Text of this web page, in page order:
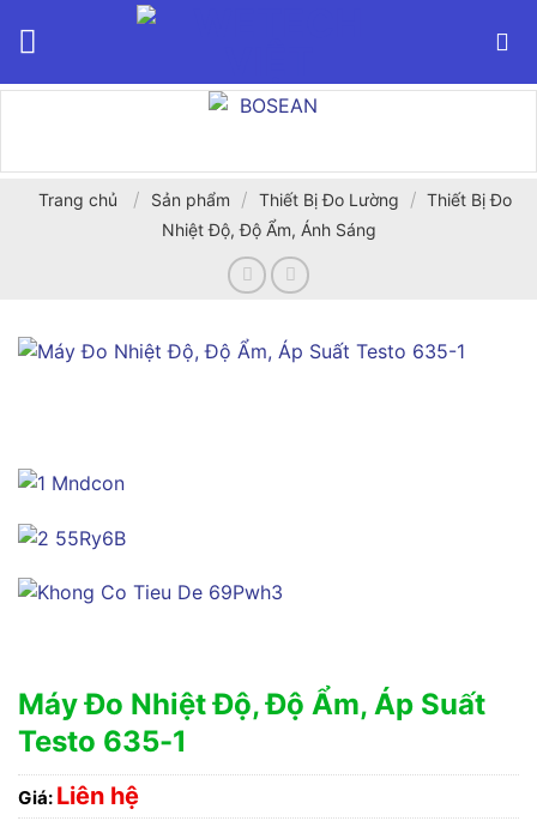
Trang chủ / Sản phẩm / Thiết Bị Đo Lường / Thiết Bị Đo
Nhiệt Độ, Độ Ẩm, Ánh Sáng
Máy Đo Nhiệt Độ, Độ Ẩm, Áp Suất
Testo 635-1
Giá: Liên hệ